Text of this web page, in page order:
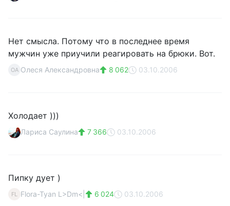
Нет смысла. Потому что в последнее время
мужчин уже приучили реагировать на брюки. Вот.
ОА Олеся Александровна 8 062 03.10.2006
Холодает )))
Лариса Саулина 7 366 03.10.2006
Пипку дует )
FL Flora-Tyan L>Dm<| 6 024 03.10.2006